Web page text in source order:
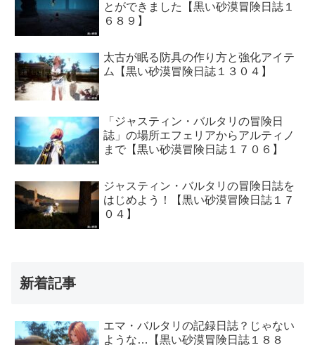
とができました【黒い砂漠冒険日誌１
６８９】
太古が眠る防具の作り方と強化アイテ
ム【黒い砂漠冒険日誌１３０４】
「ジャスティン・バルタリの冒険日
誌」の場所エフェリアからアルティノ
まで【黒い砂漠冒険日誌１７０６】
ジャスティン・バルタリの冒険日誌を
はじめよう！【黒い砂漠冒険日誌１７
０４】
新着記事
エマ・バルタリの記録日誌？じゃない
ような…【黒い砂漠冒険日誌１８８